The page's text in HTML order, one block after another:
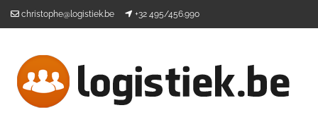
christophe@logistiek.be +32 495/456.990